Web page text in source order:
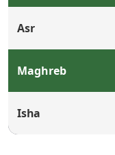
Asr
Maghreb
Isha